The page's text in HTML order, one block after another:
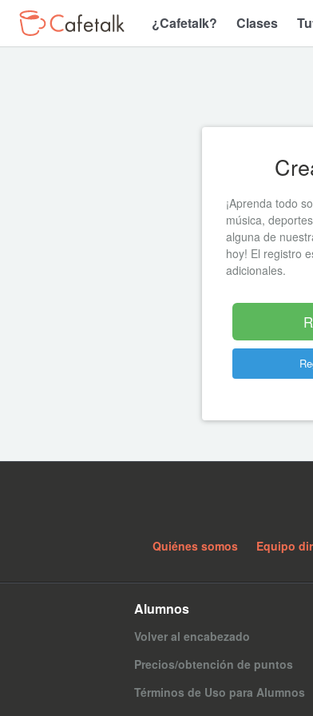
¿Cafetalk? Clases
¡Aprenda todo
música,
alguna de
hoy! El registro
adicionales.
Quiénes somos Equipo
Alumnos
Volver al encabezado
Precios/obtención de puntos
Términos de Uso para Alumnos